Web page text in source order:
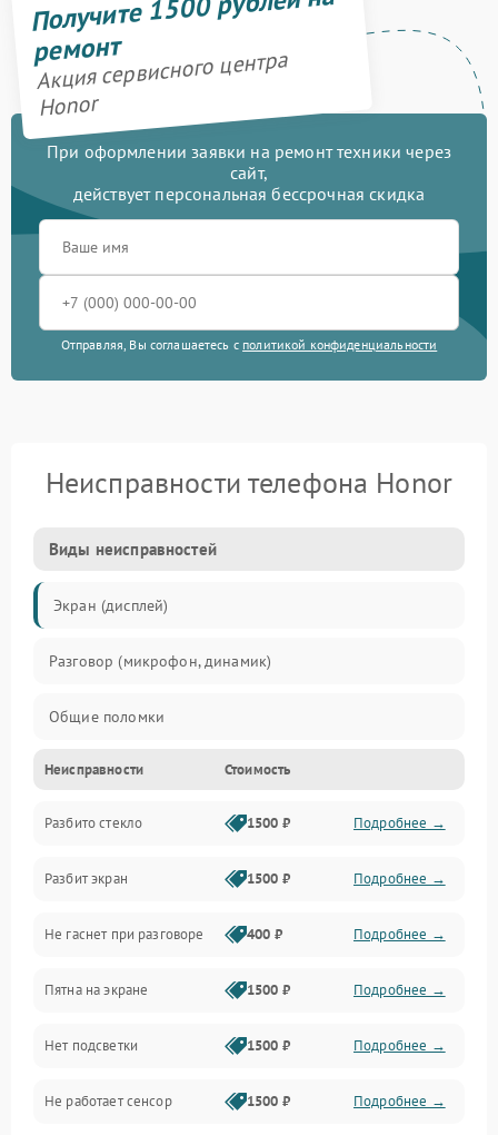
ремонт
Акция сервисного центра
Honor
При оформлении заявки на ремонт техники через
сайт,
действует персональная бессрочная скидка
Отправляя, Вы соглашаетесь с политикой конфиденциальности
Неисправности телефона Honor
Виды неисправностей
Экран (дисплей)
Разговор (микрофон, динамик)
Общие поломки
Проблемы связи
Камеры
Проблемы с дисплеем и сенсором
Зарядка
Проблемы с питанием, зарядкой и аккумулятором
Проблемы с работой системы, корпусом и другие
Неисправности Стоимость
Разбито стекло 1500 ₽ Подробнее →
Разбит экран 1500 ₽ Подробнее →
Не гаснет при разговоре 400 ₽ Подробнее →
Пятна на экране 1500 ₽ Подробнее →
Нет подсветки 1500 ₽ Подробнее →
Не работает сенсор 1500 ₽ Подробнее →